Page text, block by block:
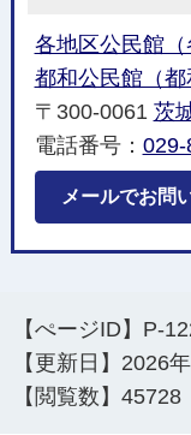
各地区公民館（
都和公民館（都
〒300-0061 茨
電話番号： 029-
メールでお問
【ぺージID】 P-
【更新日】 2026
【閲覧数】45728